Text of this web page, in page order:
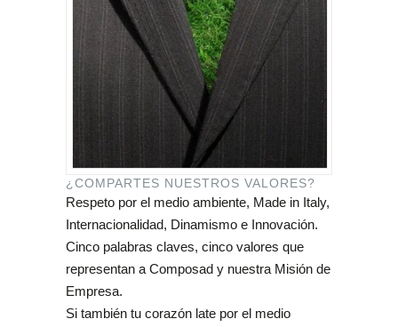
¿COMPARTES NUESTROS VALORES?
Respeto por el medio ambiente, Made in Italy,
Internacionalidad, Dinamismo e Innovación.
Cinco palabras claves, cinco valores que
representan a Composad y nuestra Misión de
Empresa.
Si también tu corazón late por el medio